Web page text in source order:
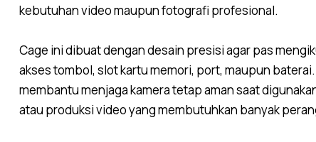
kebutuhan video maupun fotografi profesional.
Cage ini dibuat dengan desain presisi agar pas
akses tombol, slot kartu memori, port, maupun
membantu menjaga kamera tetap aman saat
atau produksi video yang membutuhkan banyak